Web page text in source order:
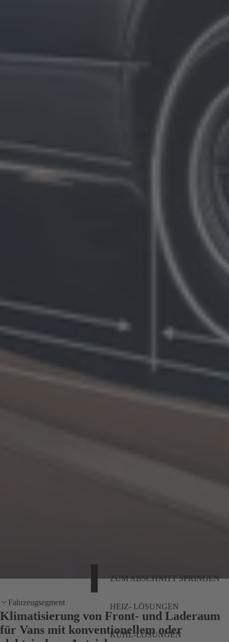
ZUM ABSCHNITT SPRINGEN
HEIZ- LÖSUNGEN
KÜHL-LÖSUNGEN
Fahrzeugsegment
Klimatisierung von Front- und Laderaum
für Vans mit konventionellem oder